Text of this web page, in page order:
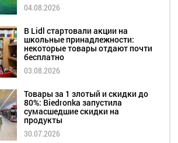
04.08.2026
В Lidl стартовали акции на
школьные принадлежности:
некоторые товары отдают почти
бесплатно
03.08.2026
Товары за 1 злотый и скидки до
80%: Biedronka запустила
сумасшедшие скидки на
продукты
30.07.2026